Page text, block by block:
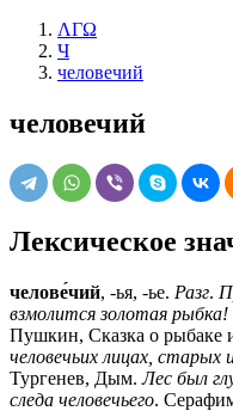
ΛΓΩ
Ч
человечий
человечий
Лексическое
челове́чий, -ья, -ье. Разг.
взмолится золотая
Пушкин, Сказка о рыбаке
человечьих лицах, старых
Тургенев, Дым.Лес был
следа человечьего.